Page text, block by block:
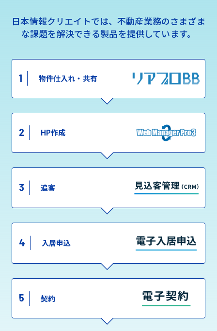
日本情報クリエイトでは、不動産業務のさまざま
な課題を解決できる製品を提供しています。
1 物件仕入れ・共有
2 HP作成
3 追客
4 入居申込
5 契約